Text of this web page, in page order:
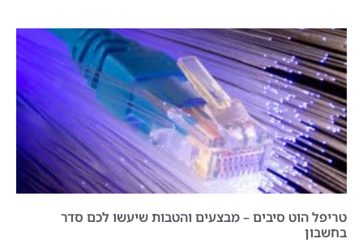
טריפל הוט סיבים – מבצעים והטבות שיעשו לכם סדר
בחשבון